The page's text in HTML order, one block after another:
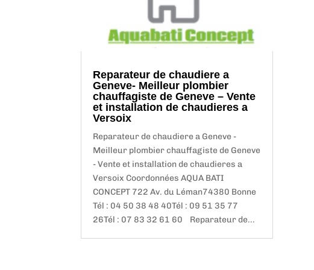
Reparateur de chaudiere a
Geneve- Meilleur plombier
chauffagiste de Geneve – Vente
et installation de chaudieres a
Versoix
Reparateur de chaudiere a Geneve -
Meilleur plombier chauffagiste de Geneve
- Vente et installation de chaudieres a
Versoix Coordonnées AQUA BATI
CONCEPT 722 Av. du Léman74380 Bonne
Tél : 04 50 38 48 40Tél : 09 51 35 77
26Tél : 07 83 32 61 60 Reparateur de...